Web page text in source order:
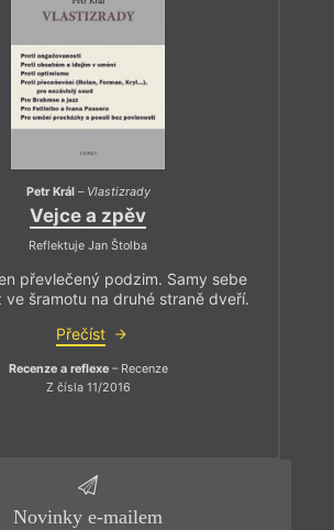
Petr Král– Vlastizrady
Vejce a zpěv
Reflektuje Jan Štolba
převlečený podzim. Samy sebe
ve šramotu na druhé straně dveří.
Přečíst
Recenze a reflexe– Recenze
Z čísla 11/2016
Novinky e-mailem